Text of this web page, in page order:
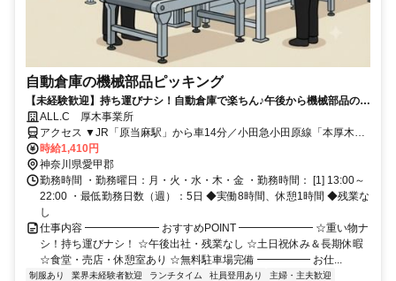
自動倉庫の機械部品ピッキング
【未経験歓迎】持ち運びナシ！自動倉庫で楽ちん♪午後から機械部品のピ
ッキング◎｜土日祝休み｜無料駐車場あり
ALL.C 厚木事業所
アクセス ▼JR「原当麻駅」から車14分／小田急小田原線「本厚木
駅」から車25分／相鉄本線「海老名駅」から車30分
時給1,410円
神奈川県愛甲郡
勤務時間 ・勤務曜日：月・火・水・木・金 ・勤務時間： [1] 13:00～
22:00 ・最低勤務日数（週）：5日 ◆実働8時間、休憩1時間 ◆残業な
し
仕事内容 ━━━━━━━ おすすめPOINT ━━━━━━━ ☆重い物ナ
シ！持ち運びナシ！ ☆午後出社・残業なし ☆土日祝休み＆長期休暇
☆食堂・売店・休憩室あり ☆無料駐車場完備 ━━━━━ お仕...
制服あり 業界未経験者歓迎 ランチタイム 社員登用あり
主婦・主夫歓迎